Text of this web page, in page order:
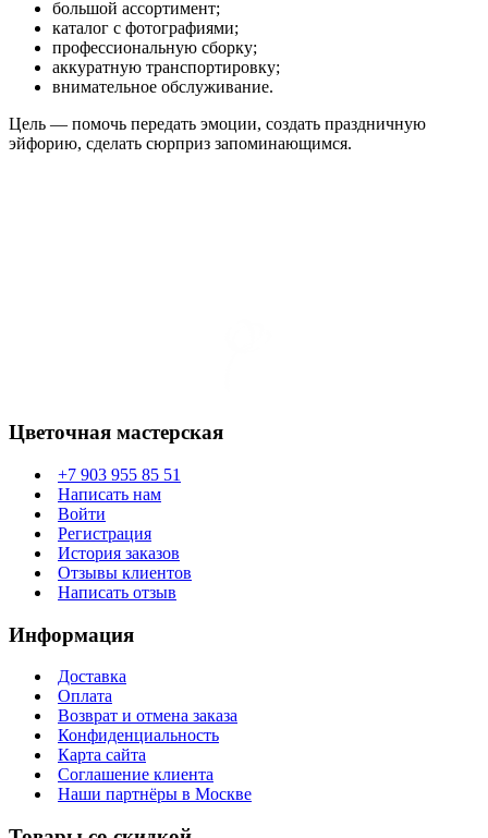
большой ассортимент;
каталог с фотографиями;
профессиональную сборку;
аккуратную транспортировку;
внимательное обслуживание.
Цель — помочь передать эмоции, создать праздничную
эйфорию, сделать сюрприз запоминающимся.
Цветочная мастерская
+7 903 955 85 51
Написать нам
Войти
Регистрация
История заказов
Отзывы клиентов
Написать отзыв
Информация
Доставка
Оплата
Возврат и отмена заказа
Конфиденциальность
Карта сайта
Соглашение клиента
Наши партнёры в Москве